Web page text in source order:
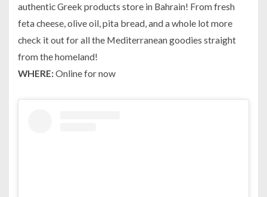
authentic Greek products store in Bahrain! From fresh
feta cheese, olive oil, pita bread, and a whole lot more
check it out for all the Mediterranean goodies straight
from the homeland!
WHERE:Online for now